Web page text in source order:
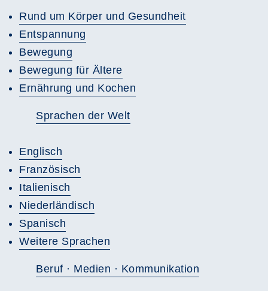
Rund um Körper und Gesundheit
Entspannung
Bewegung
Bewegung für Ältere
Ernährung und Kochen
Sprachen der Welt
Englisch
Französisch
Italienisch
Niederländisch
Spanisch
Weitere Sprachen
Beruf · Medien · Kommunikation